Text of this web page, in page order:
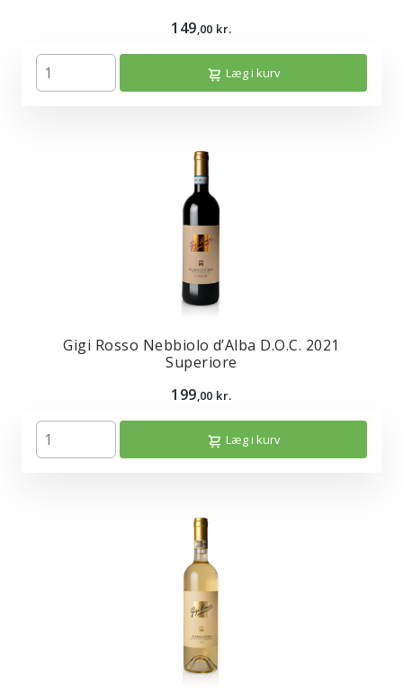
149,00 kr.
Læg i kurv
Gigi Rosso Nebbiolo d’Alba D.O.C. 2021
Superiore
199,00 kr.
Læg i kurv